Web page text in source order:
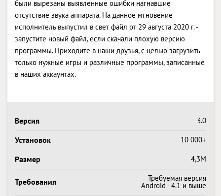
были вырезаны выявленные ошибки нагнавшие
отсутствие звука аппарата. На данное мгновение
исполнитель выпустил в свет файл от 29 августа 2020 г. -
запустите новый файл, если скачали плохую версию
программы. Приходите в наши друзья, с целью загрузить
только нужные игры и различные программы, записанные
в наших аккаунтах.
Версия 3.0
Установок 10 000+
Размер 4,3M
Требования Требуемая версия
Android - 4.1 и выше